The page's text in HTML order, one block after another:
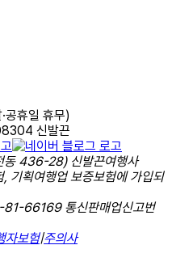
휴일 휴무)
신발끈
동 436-28) 신발끈여행사
기획여행업 보증보험에 가입되
81-66169 통신판매업신고번
자보험|주의사